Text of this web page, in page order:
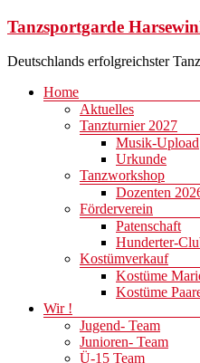
Zum
springen
Tanzsportgarde
Deutschlands erfolgreichster
Menü
Home
Aktuelles
Tanzturnier 2027
Musik-Upload
Urkunde
Tanzworkshop
Dozenten
Förderverein
Patenschaft
Hunderter-
Kostümverkauf
Kostüme
Kostüme
Wir !
Jugend- Team
Junioren- Team
Ü-15 Team